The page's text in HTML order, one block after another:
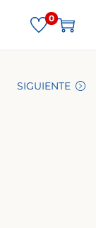
0
SIGUIENTE